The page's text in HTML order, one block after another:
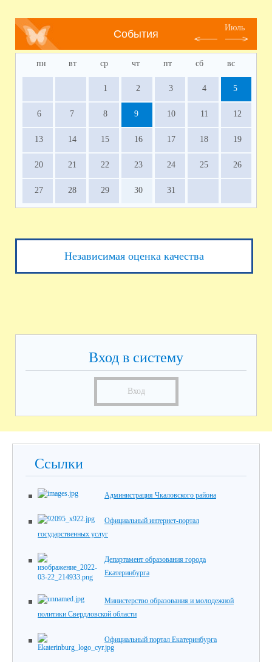
События
Июль
пн вт ср чт пт сб вс
1 2 3 4 5
6 7 8 9 10 11 12
13 14 15 16 17 18 19
20 21 22 23 24 25 26
27 28 29 30 31
Независимая оценка качества
Вход в систему
Вход
Ссылки
Администрация Чкаловского района
Официальный интернет-портал
государственных услуг
Департамент образования города
Екатеринбурга
Министерство образования и молодежной
политики Свердловской области
Официальный портал Екатеринбурга